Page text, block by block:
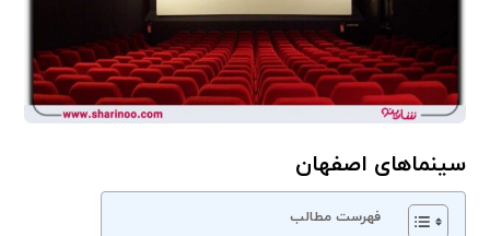
سینماهای اصفهان
فهرست مطالب